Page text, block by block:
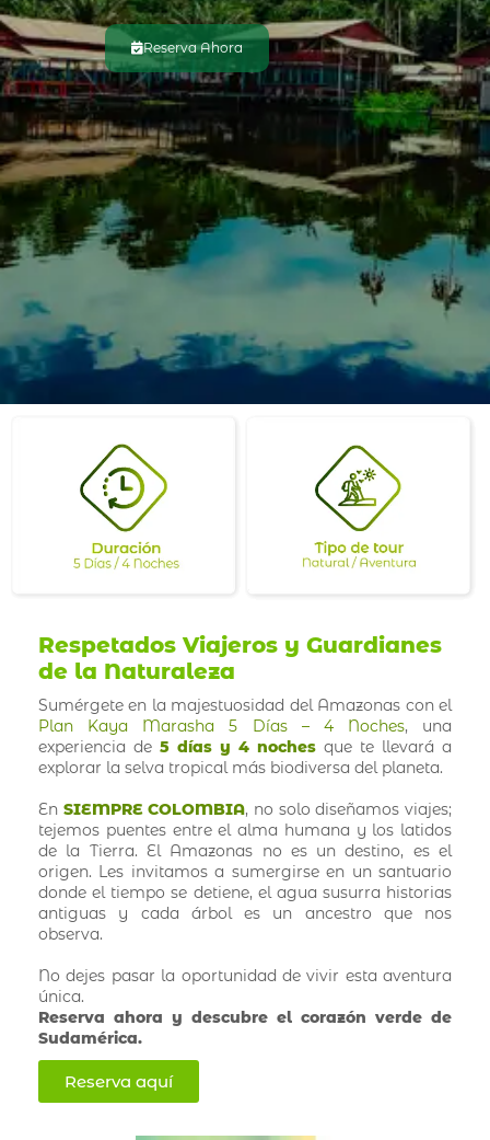
Reserva Ahora
Respetados Viajeros y Guardianes
de la Naturaleza
Sumérgete en la majestuosidad del Amazonas con el
Plan Kaya Marasha 5 Días – 4 Noches, una
experiencia de 5 días y 4 noches que te llevará a
explorar la selva tropical más biodiversa del planeta.
En SIEMPRE COLOMBIA, no solo diseñamos viajes;
tejemos puentes entre el alma humana y los latidos
de la Tierra. El Amazonas no es un destino, es el
origen. Les invitamos a sumergirse en un santuario
donde el tiempo se detiene, el agua susurra historias
antiguas y cada árbol es un ancestro que nos
observa.
No dejes pasar la oportunidad de vivir esta aventura
única.
Reserva ahora y descubre el corazón verde de
Sudamérica.
Reserva aquí